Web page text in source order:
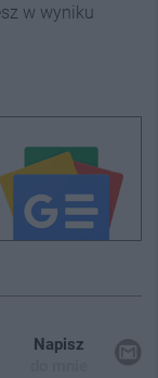
w wyniku
Napisz